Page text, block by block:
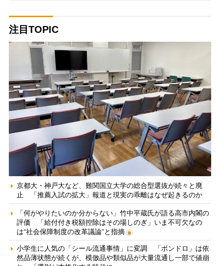
注目TOPIC
京都大・神戸大など、難関国立大学の総合型選抜が続々と廃
止 「推薦入試の拡大」報道と現実の乖離はなぜ起きるのか
「何がやりたいのか分からない」竹中平蔵氏が語る高市内閣の
評価 「給付付き税額控除はその場しのぎ」いま不可欠なの
は“社会保障制度の改革議論”と指摘
小学生に人気の「シール流通事情」に変調 「ボンドロ」は依
然品薄状態が続くが、模倣品や類似品が大量流通し一部で値崩